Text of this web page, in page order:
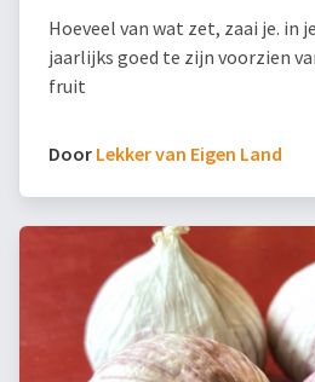
Hoeveel van wat zet, zaai je. in
jaarlijks goed te zijn voorzien
fruit
Door Lekker van Eigen Land